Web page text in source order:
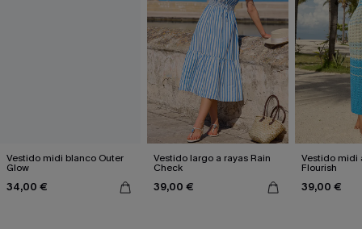
Vestido midi blanco Outer
Glow
34,00 €
Vestido largo a rayas Rain
Check
39,00 €
Vestido midi
Flourish
39,00 €